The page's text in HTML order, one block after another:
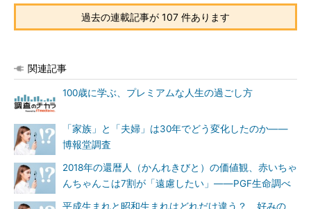
過去の連載記事が 107 件あります
関連記事
100歳に学ぶ、プレミアムな人生の過ごし方
「家族」と「夫婦」は30年でどう変化したのか――
博報堂調査
2018年の還暦人（かんれきびと）の価値観、赤いちゃ
んちゃんこは7割が「遠慮したい」――PGF生命調べ
平成生まれと昭和生まれはどれだけ違う？ 好みの